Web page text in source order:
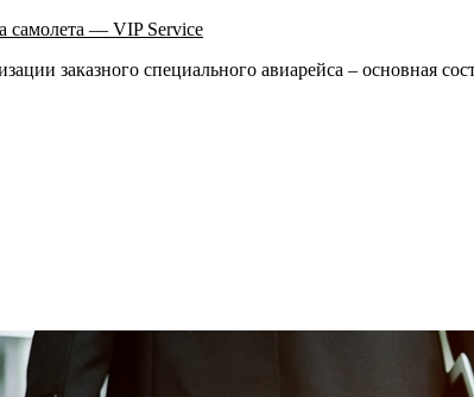
самолета — VIP Service
заказного специального авиарейса – основная